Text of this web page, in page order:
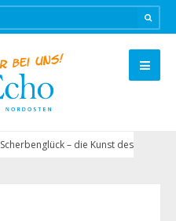
Scherbenglück – die Kunst des